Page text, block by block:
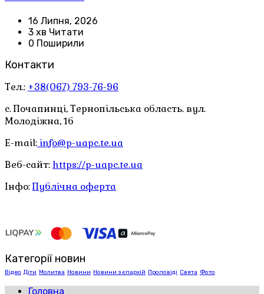
16 Липня, 2026
3 хв Читати
0 Поширили
Контакти
Тел.: +38(067) 793-76-96
с. Почапинці, Тернопільська область. вул.
Молодіжна, 1б
E-mail: info@p-uapc.te.ua
Веб-сайт: https://p-uapc.te.ua
Інфо:Публічна оферта
Категорії новин
Відео Діти Молитва Новини Новини з єпархій Проповіді Свята Фото
Головна